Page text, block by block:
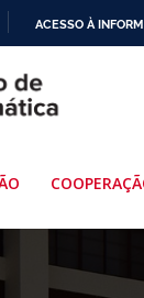
ACESSO À